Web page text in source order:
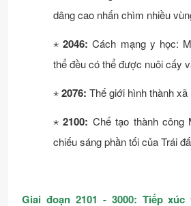
dâng cao nhấn chìm nhiều
⋆2046: Cách mạng y học:
thể đều có thể được nuôi cấy
⋆2076: Thế giới hình thành
⋆2100: Chế tạo thành công
chiếu sáng phần tối của Trái
Giai đoạn 2101 - 3000: Tiếp